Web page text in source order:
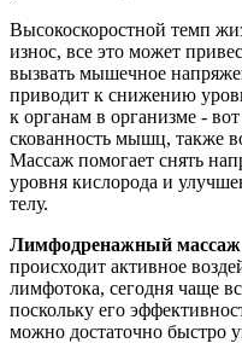
Высокоскоростной темп
износ, все это может
вызвать мышечное
приводит к снижению
к органам в организме - вот
скованность мышц, также
Массаж помогает снять
уровня кислорода и
телу.
Лимфодренажный массаж
происходит активное
лимфотока, сегодня чаще
поскольку его
можно достаточно быстро